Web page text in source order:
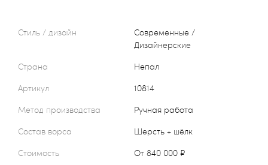
Стиль / дизайн
Современные /
Дизайнерские
Страна
Непал
Артикул
10814
Метод производства
Ручная работа
Состав ворса
Шерсть + шёлк
Стоимость
от 840 000 ₽